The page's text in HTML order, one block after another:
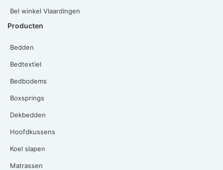
Bel winkel Vlaardingen
Producten
Bedden
Bedtextiel
Bedbodems
Boxsprings
Dekbedden
Hoofdkussens
Koel slapen
Matrassen